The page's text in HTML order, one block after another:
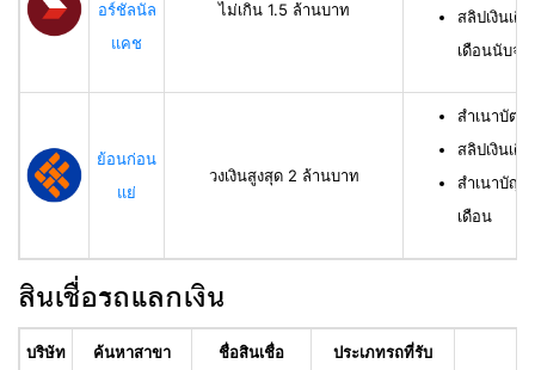
อร์ชัลนัล
แคช
ไม่เกิน 1.5 ล้านบาท
สลิปเงินเ
เดือนนับจ
ย้อนก่อน
แย่
วงเงินสูงสุด 2 ล้านบาท
สำเนาบัต
สลิปเงินเดื
สำเนาบัญชี
เดือน
สินเชื่อรถแลกเงิน
บริษัท ค้นหาสาขา ชื่อสินเชื่อ ประเภทรถที่รับ